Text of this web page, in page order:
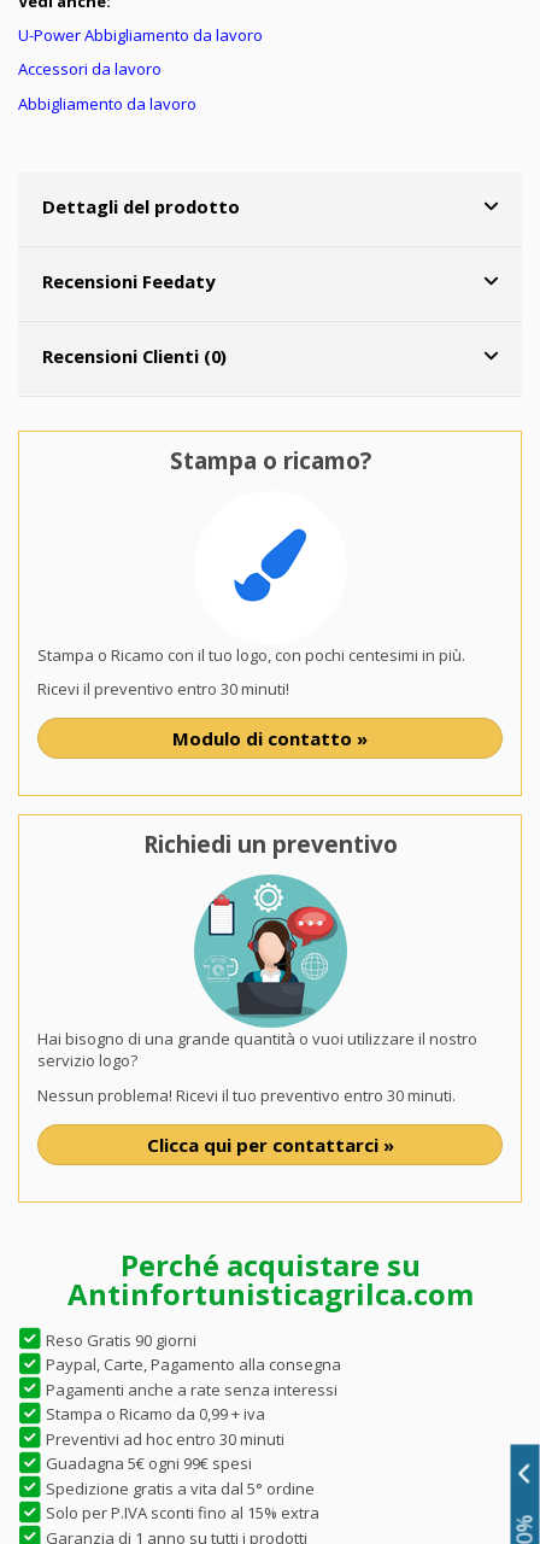
U-Power Abbigliamento da lavoro
Accessori da lavoro
Abbigliamento da lavoro
Dettagli del prodotto
Recensioni Feedaty
Recensioni Clienti (0)
Stampa o ricamo?
Stampa o Ricamo con il tuo logo, con pochi centesimi in più.
Ricevi il preventivo entro 30 minuti!
Modulo di contatto »
Richiedi un preventivo
Hai bisogno di una grande quantità o vuoi utilizzare il nostro
servizio logo?
Nessun problema! Ricevi il tuo preventivo entro 30 minuti.
Clicca qui per contattarci »
Perché acquistare su
Antinfortunisticagrilca.com
Reso Gratis 90 giorni
Paypal, Carte, Pagamento alla consegna
Pagamenti anche a rate senza interessi
Stampa o Ricamo da 0,99 + iva
Preventivi ad hoc entro 30 minuti
Guadagna 5€ ogni 99€ spesi
Spedizione gratis a vita dal 5° ordine
Solo per P.IVA sconti fino al 15% extra
Garanzia di 1 anno su tutti i prodotti